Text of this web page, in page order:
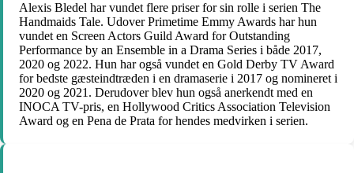
Alexis Bledel har vundet flere priser for sin rolle i serien The
Handmaids Tale. Udover Primetime Emmy Awards har hun
vundet en Screen Actors Guild Award for Outstanding
Performance by an Ensemble in a Drama Series i både 2017,
2020 og 2022. Hun har også vundet en Gold Derby TV Award
for bedste gæsteindtræden i en dramaserie i 2017 og nomineret i
2020 og 2021. Derudover blev hun også anerkendt med en
INOCA TV-pris, en Hollywood Critics Association Television
Award og en Pena de Prata for hendes medvirken i serien.